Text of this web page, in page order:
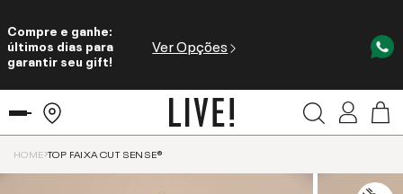
Compre e ganhe:
últimos dias para
garantir seu gift!
Ver Opções
HOME TOP FAIXA CUT SENSE®